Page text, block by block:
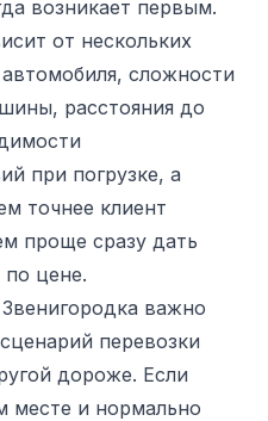
возникает первым.
от нескольких
сложности
расстояния до
при погрузке, а
точнее клиент
проще сразу дать
цене.
важно
перевозки
дороже. Если
месте и нормально